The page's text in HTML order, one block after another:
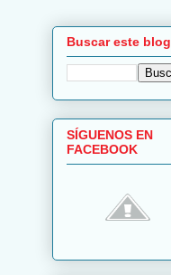
Buscar este blog
SÍGUENOS EN
FACEBOOK